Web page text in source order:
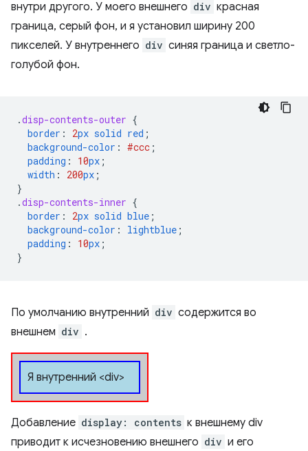
внутри другого. У моего внешнего div красная
граница, серый фон, и я установил ширину 200
пикселей. У внутреннего div синяя граница и светло-
голубой фон.
.disp-contents-outer {
border : 2px solid red ;
background-color : #ccc ;
padding : 10px ;
width : 200px ;
}
.disp-contents-inner {
border : 2px solid blue ;
background-color : lightblue ;
padding : 10px ;
}
По умолчанию внутренний div содержится во
внешнем div .
Я внутренний <div>
Добавление display: contents к внешнему div
приводит к исчезновению внешнего div и его